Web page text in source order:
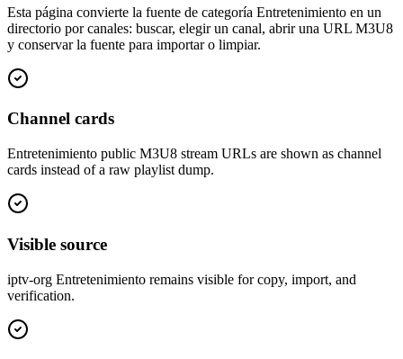
Esta página convierte la fuente de categoría Entretenimiento en un
directorio por canales: buscar, elegir un canal, abrir una URL M3U8
y conservar la fuente para importar o limpiar.
Channel cards
Entretenimiento public M3U8 stream URLs are shown as channel
cards instead of a raw playlist dump.
Visible source
iptv-org Entretenimiento remains visible for copy, import, and
verification.